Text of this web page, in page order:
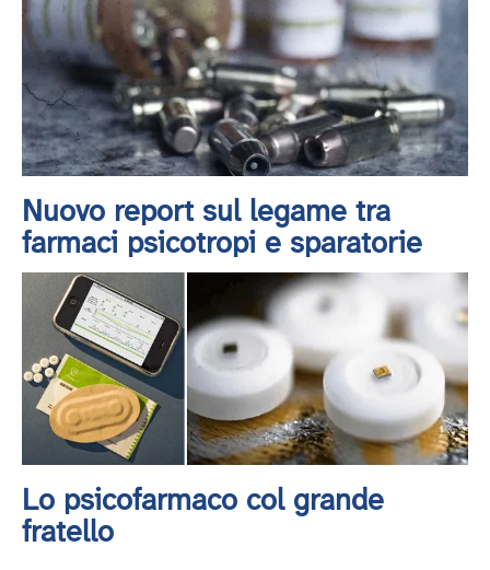
Nuovo report sul legame tra
farmaci psicotropi e sparatorie
Lo psicofarmaco col grande
fratello